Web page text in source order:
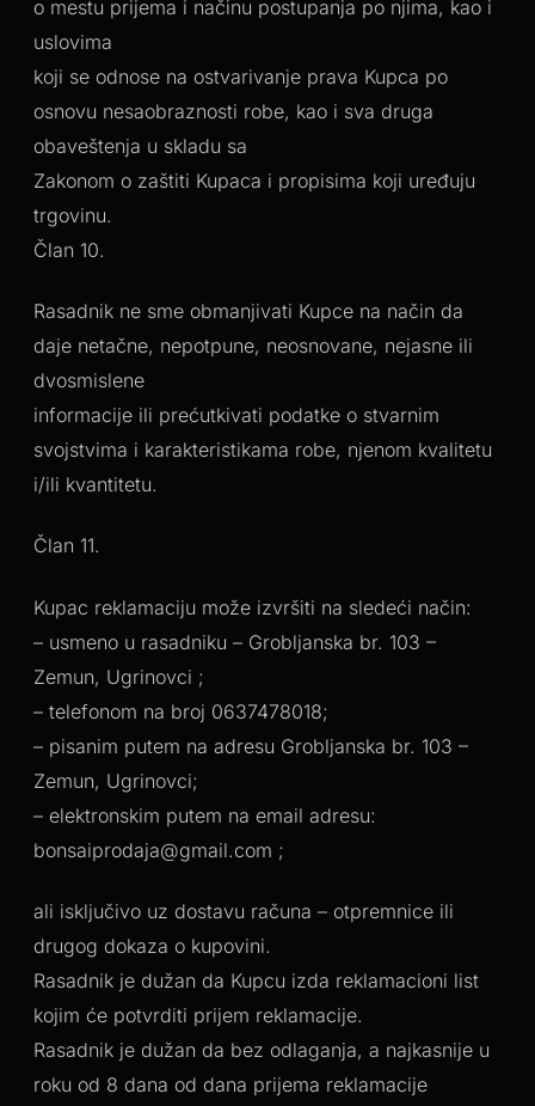
o mestu prijema i načinu postupanja po njima, kao i
uslovima
koji se odnose na ostvarivanje prava Kupca po
osnovu nesaobraznosti robe, kao i sva druga
obaveštenja u skladu sa
Zakonom o zaštiti Kupaca i propisima koji uređuju
trgovinu.
Član 10.
Rasadnik ne sme obmanjivati Kupce na način da
daje netačne, nepotpune, neosnovane, nejasne ili
dvosmislene
informacije ili prećutkivati podatke o stvarnim
svojstvima i karakteristikama robe, njenom kvalitetu
i/ili kvantitetu.
Član 11.
Kupac reklamaciju može izvršiti na sledeći način:
– usmeno u rasadniku – Grobljanska br. 103 –
Zemun, Ugrinovci ;
– telefonom na broj 0637478018;
– pisanim putem na adresu Grobljanska br. 103 –
Zemun, Ugrinovci;
– elektronskim putem na email adresu:
bonsaiprodaja@gmail.com ;
ali isključivo uz dostavu računa – otpremnice ili
drugog dokaza o kupovini.
Rasadnik je dužan da Kupcu izda reklamacioni list
kojim će potvrditi prijem reklamacije.
Rasadnik je dužan da bez odlaganja, a najkasnije u
roku od 8 dana od dana prijema reklamacije